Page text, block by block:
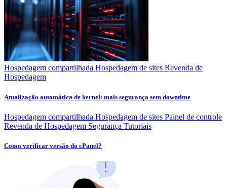
Hospedagem compartilhada Hospedagem de sites Revenda de
Hospedagem
Atualização automática de kernel: mais segurança sem downtime
Hospedagem compartilhada Hospedagem de sites Painel de controle
Revenda de Hospedagem Segurança Tutoriais
Como verificar versão do cPanel?